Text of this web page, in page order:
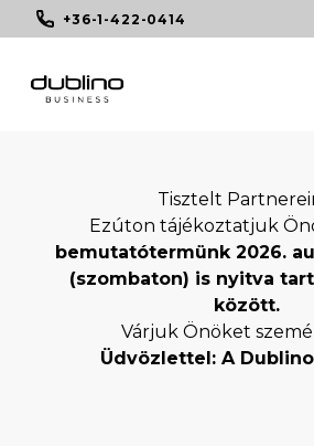
+36-1-422-0414
Tisztelt
Ezúton tájékoztatjuk
bemutatótermünk 2026.
(szombaton) is nyitva tart
között.
Várjuk Önöket
Üdvözlettel: A